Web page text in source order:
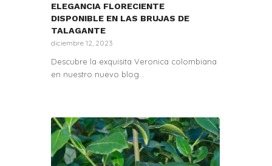
ELEGANCIA FLORECIENTE
DISPONIBLE EN LAS BRUJAS DE
TALAGANTE
diciembre 12, 2023
Descubre la exquisita Veronica colombiana
en nuestro nuevo blog…